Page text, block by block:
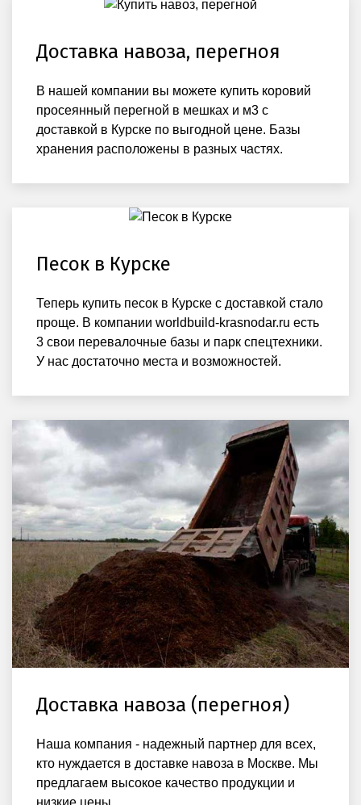
Доставка навоза, перегноя
В нашей компании вы можете купить коровий
просеянный перегной в мешках и м3 с
доставкой в Курске по выгодной цене. Базы
хранения расположены в разных частях.
Песок в Курске
Теперь купить песок в Курске с доставкой стало
проще. В компании worldbuild-krasnodar.ru есть
3 свои перевалочные базы и парк спецтехники.
У нас достаточно места и возможностей.
Доставка навоза (перегноя)
Наша компания - надежный партнер для всех,
кто нуждается в доставке навоза в Москве. Мы
предлагаем высокое качество продукции и
низкие цены.